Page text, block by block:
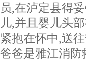
员,在泸定县得
儿,并且婴儿头
紧抱在怀中,送
爸爸是雅江消